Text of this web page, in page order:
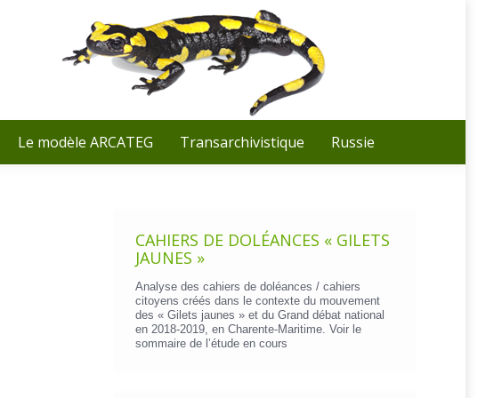
Recherche
:
Le modèle ARCATEG Transarchivistique Russie
CAHIERS DE DOLÉANCES « GILETS
JAUNES »
Analyse des cahiers de doléances / cahiers
citoyens créés dans le contexte du mouvement
des « Gilets jaunes » et du Grand débat national
en 2018-2019, en Charente-Maritime. Voir le
sommaire de l’étude en cours